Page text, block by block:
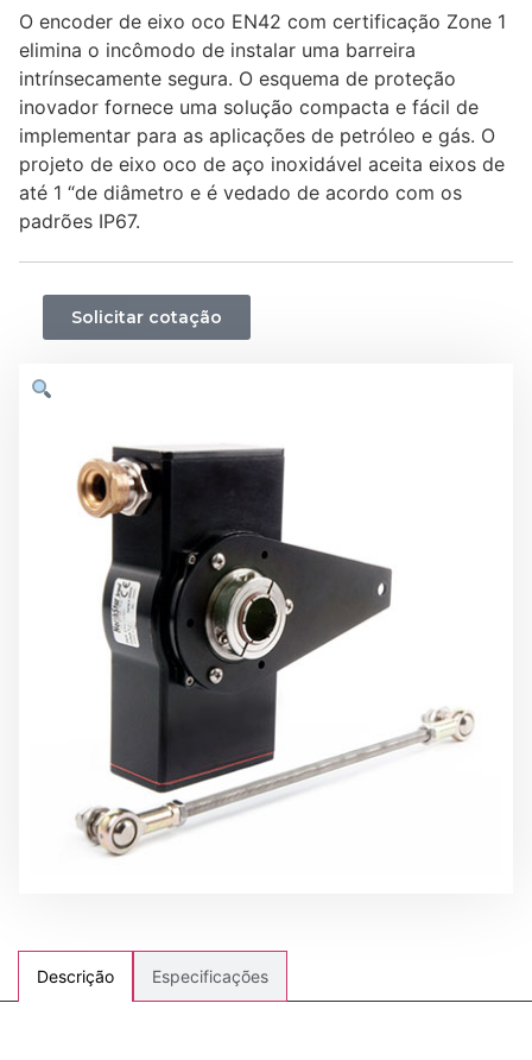
O encoder de eixo oco EN42 com certificação Zone 1
elimina o incômodo de instalar uma barreira
intrínsecamente segura. O esquema de proteção
inovador fornece uma solução compacta e fácil de
implementar para as aplicações de petróleo e gás. O
projeto de eixo oco de aço inoxidável aceita eixos de
até 1 “de diâmetro e é vedado de acordo com os
padrões IP67.
Solicitar cotação
Descrição Especificações